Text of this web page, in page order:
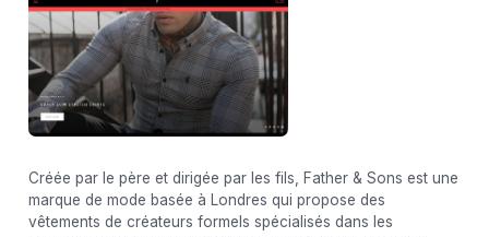
Créée par le père et dirigée par les fils, Father & Sons est une
marque de mode basée à Londres qui propose des
vêtements de créateurs formels spécialisés dans les